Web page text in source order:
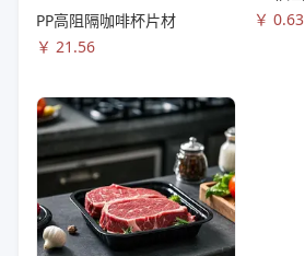
PP高阻隔咖啡杯片材
￥ 21.56
￥ 0.63